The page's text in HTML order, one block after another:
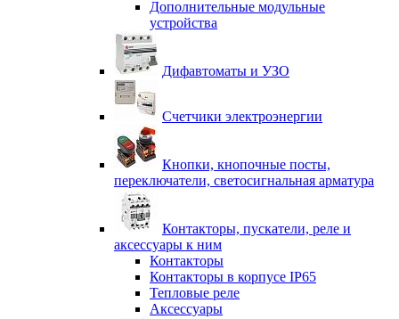
Дополнительные модульные
устройства
Дифавтоматы и УЗО
Счетчики электроэнергии
Кнопки, кнопочные посты,
переключатели, светосигнальная арматура
Контакторы, пускатели, реле и
аксессуары к ним
Контакторы
Контакторы в корпусе IP65
Тепловые реле
Аксессуары